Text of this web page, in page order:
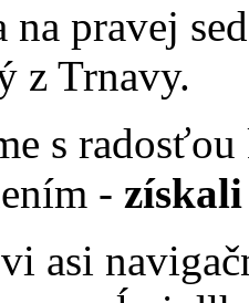
na pravej
z Trnavy.
s
-
asi